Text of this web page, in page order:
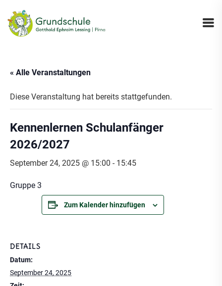
« Alle Veranstaltungen
Diese Veranstaltung hat bereits stattgefunden.
Kennenlernen Schulanfänger
2026/2027
September 24, 2025 @ 15:00 - 15:45
Gruppe 3
Zum Kalender hinzufügen
DETAILS
Datum:
September 24, 2025